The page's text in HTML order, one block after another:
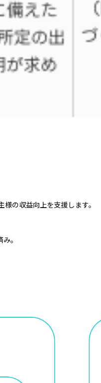
の収益向上を支援します。
。